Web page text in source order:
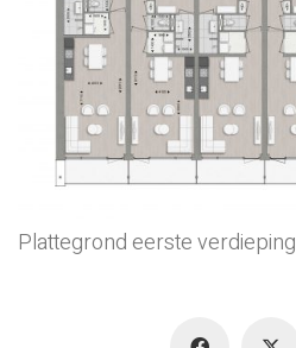
Plattegrond eerste verdieping